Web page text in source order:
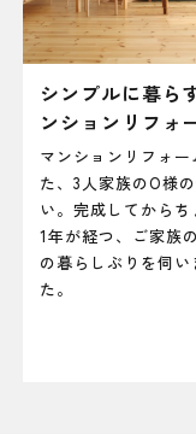
シンプルに暮ら
ンションリフォ
マンションリフォー
た、3人家族のO様
い。完成してからち
1年が経つ、ご家族
の暮らしぶりを伺い
た。